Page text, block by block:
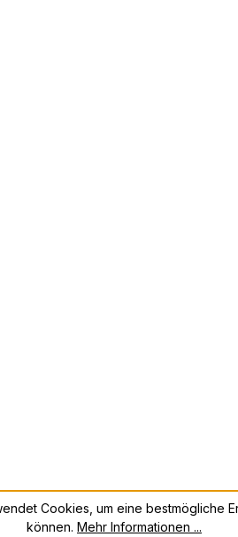
Cookies, um eine bestmögliche
können. Mehr Informationen ...